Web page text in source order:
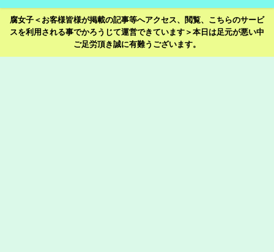
腐女子＜お客様皆様が掲載の記事等へアクセス、閲覧、こちらのサービ
スを利用される事でかろうじて運営できています＞本日は足元が悪い中
ご足労頂き誠に有難うございます。